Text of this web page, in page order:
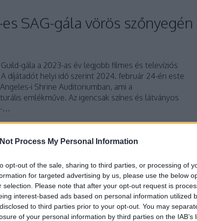
Process My Personal Information
opt-out of the sale, sharing to third parties, or processing of
for targeted advertising by us, please use the below
selection. Please note that after your opt-out request is
interest-based ads based on personal information utilized
to third parties prior to your opt-out. You may
of your personal information by third parties on the IAB’s
SAG-gála vörös szőnyegén
gála a 2023-as év legjobb filmes és televíziós
díjátadót helyi idő szerint 2024. február 24-én este
i Shrine Auditoriumban, ami a
emlékműve. Az igencsak színes és látványos
-…
Szólj hozzá!
red carpet haute couture couture
díjkiosztó
2024 Louis Vuitton Armani Versace Prada
Schiaparelli red carpet dress Screen Actors Guild-gála